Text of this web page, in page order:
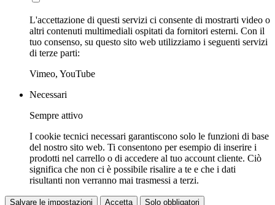
L'accettazione di questi servizi ci consente di mostrarti video o
altri contenuti multimediali ospitati da fornitori esterni. Con il
tuo consenso, su questo sito web utilizziamo i seguenti servizi
di terze parti:
Vimeo, YouTube
Necessari
Sempre attivo
I cookie tecnici necessari garantiscono solo le funzioni di base
del nostro sito web. Ti consentono per esempio di inserire i
prodotti nel carrello o di accedere al tuo account cliente. Ciò
significa che non ci è possibile risalire a te e che i dati
risultanti non verranno mai trasmessi a terzi.
Salvare le impostazioni Accetta Solo obbligatori